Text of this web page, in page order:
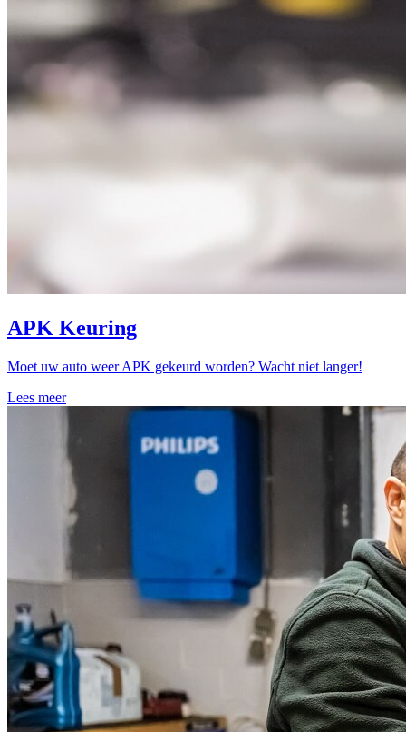
APK Keuring
Moet uw auto weer APK gekeurd worden? Wacht niet langer!
Lees meer